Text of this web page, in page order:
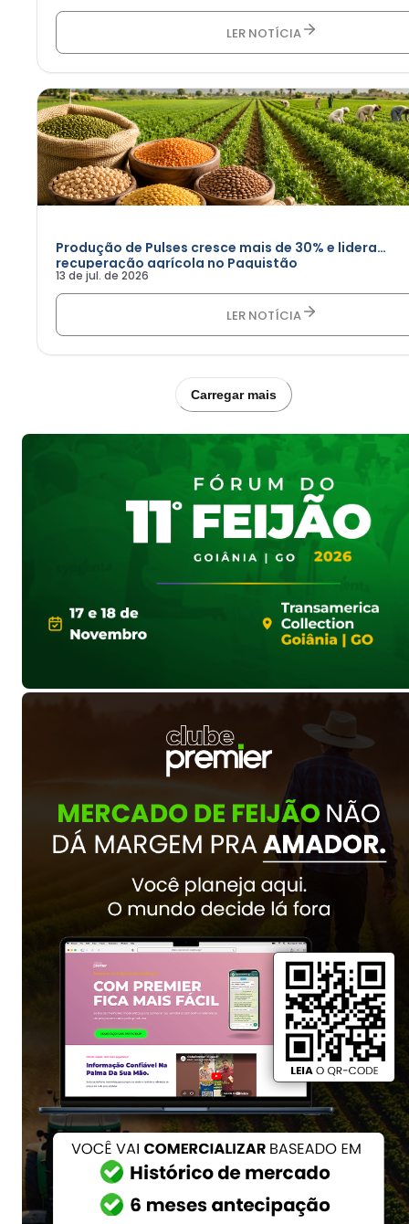
LER NOTÍCIA
Produção de Pulses cresce mais de 30% e lidera
recuperação agrícola no Paquistão
13 de jul. de 2026
LER NOTÍCIA
Carregar mais